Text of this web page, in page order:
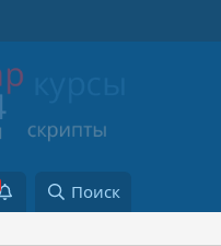
Поиск